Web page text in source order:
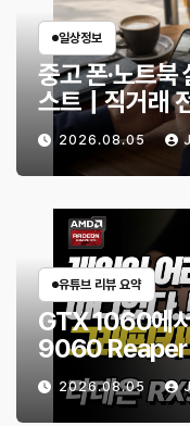
일상정보
중고 폰·노트북
스트｜직거래
2026.08.05
유튜브 리뷰 요약
GTX 1060에
9060 Reaper
링·몬스터 헌터
2026.08.05